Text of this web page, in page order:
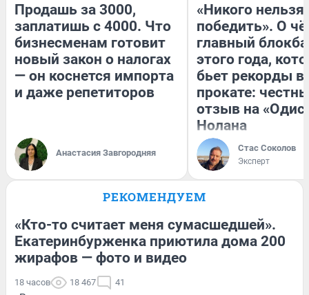
Продашь за 3000,
заплатишь с 4000. Что
бизнесменам готовит
новый закон о налогах
— он коснется импорта
и даже репетиторов
Анастасия Завгородняя
«Никого нельзя
победить». О
главный
этого года,
бьет рекорды в
прокате:
отзыв на
Нолана
Стас Соколов
Эксперт
РЕКОМЕНДУЕМ
«Кто-то считает меня сумасшедшей».
Екатеринбурженка приютила дома 200
жирафов — фото и видео
18 часов 18 467 41